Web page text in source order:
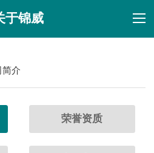
于锦威
简介
荣誉资质